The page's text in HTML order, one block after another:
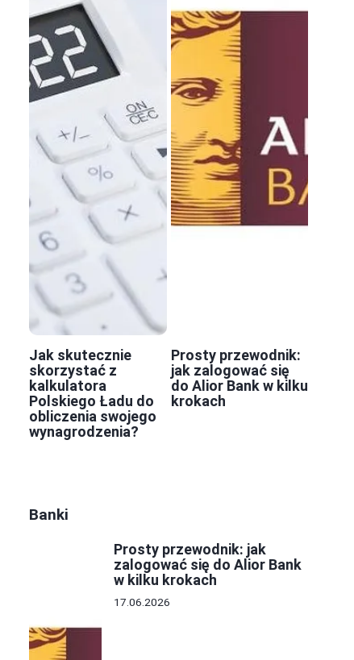
Jak skutecznie
skorzystać z
kalkulatora
Polskiego Ładu do
obliczenia swojego
wynagrodzenia?
Prosty przewodnik:
jak zalogować się
do Alior Bank w kilku
krokach
Banki
Prosty przewodnik: jak
zalogować się do Alior Bank
w kilku krokach
17.06.2026